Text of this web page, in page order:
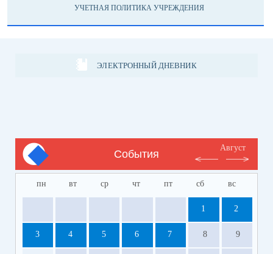
УЧЕТНАЯ ПОЛИТИКА УЧРЕЖДЕНИЯ
ЭЛЕКТРОННЫЙ ДНЕВНИК
События
Август
пн вт ср чт пт сб вс
1 2
3 4 5 6 7 8 9